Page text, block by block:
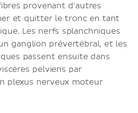
provenant d'autres
et quitter le tronc en tant
Les nerfs splanchniques
ganglion prévertébral, et les
passent ensuite dans
pelviens par
plexus nerveux moteur